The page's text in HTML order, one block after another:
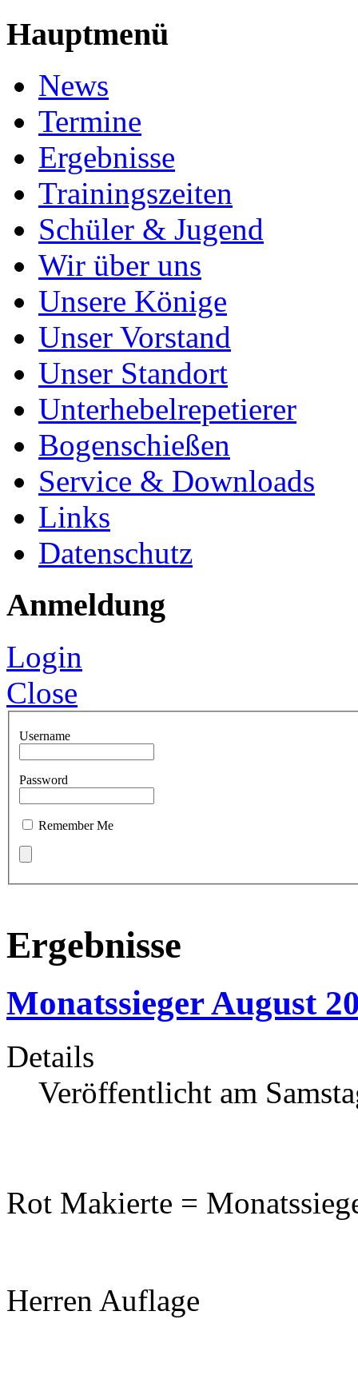
Hauptmenü
News
Termine
Ergebnisse
Trainingszeiten
Schüler & Jugend
Wir über uns
Unsere Könige
Unser Vorstand
Unser Standort
Unterhebelrepetierer
Bogenschießen
Service & Downloads
Links
Datenschutz
Anmeldung
Login
Close
Username
Password
Remember Me
Ergebnisse
Monatssieger August
Details
Veröffentlicht am
Rot Makierte =
Herren Auflage